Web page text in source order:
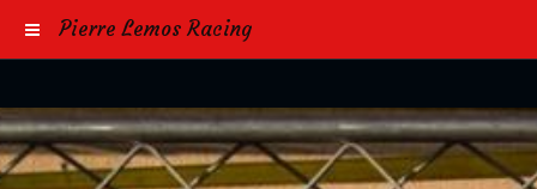
Pierre Lemos Racing